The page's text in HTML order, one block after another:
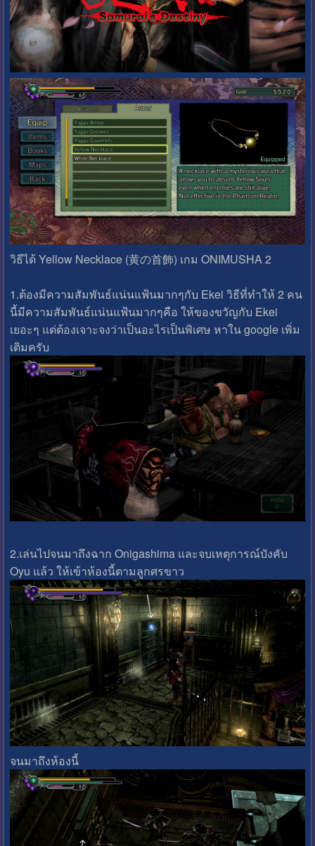
วิธีได้ Yellow Necklace (黄の首飾) เกม ONIMUSHA 2
1.ต้องมีความสัมพันธ์แน่นแฟ้นมากๆกับ Ekei วิธีที่ทำให้ 2 คน
นี้มีความสัมพันธ์แน่นแฟ้นมากๆคือ ให้ของขวัญกับ Ekei
เยอะๆ แต่ต้องเจาะจงว่าเป็นอะไรเป็นพิเศษ หาใน google เพิ่ม
เติมครับ
2.เล่นไปจนมาถึงฉาก Onigashima และจบเหตุการณ์บังคับ
Oyu แล้ว ให้เข้าห้องนี้ตามลูกศรขาว
จนมาถึงห้องนี้